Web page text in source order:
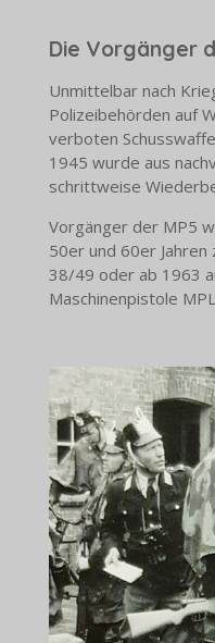
Die Vorgänger
Unmittelbar nach
Polizeibehörden auf
verboten
1945 wurde aus
schrittweise
Vorgänger der MP5
50er und 60er
38/49 oder ab 1963
Maschinenpistole